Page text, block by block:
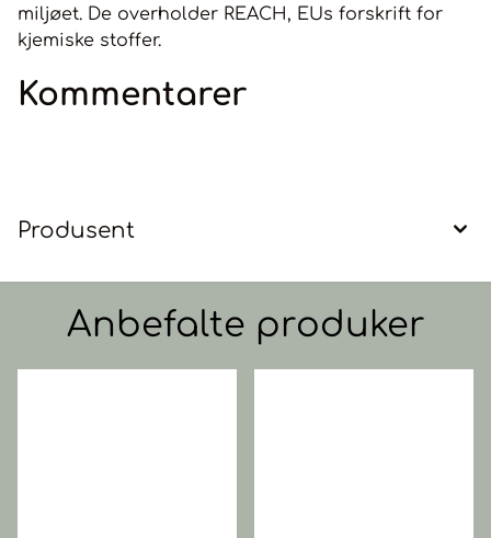
miljøet. De overholder REACH, EUs forskrift for
kjemiske stoffer.
Kommentarer
Produsent
Anbefalte produker